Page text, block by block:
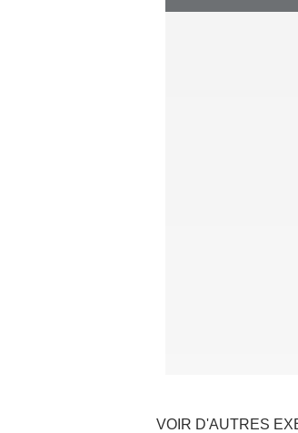
VOIR D'AUTRES